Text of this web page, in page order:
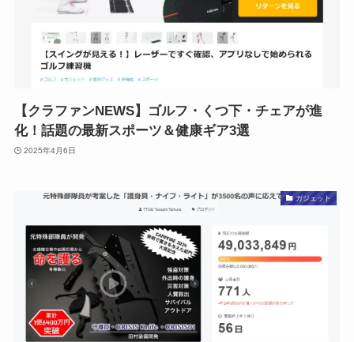
【クラファンNEWS】ゴルフ・くつ下・チェアが進
化！話題の最新スポーツ＆健康ギア3選
2025年4月6日
ガジェット